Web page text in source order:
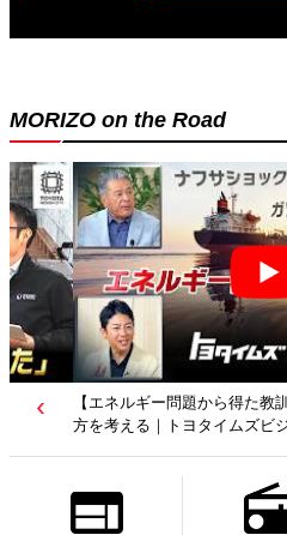
MORIZO on the Road
【エネルギー問題から得た教
方を考える｜トヨタイムズビ